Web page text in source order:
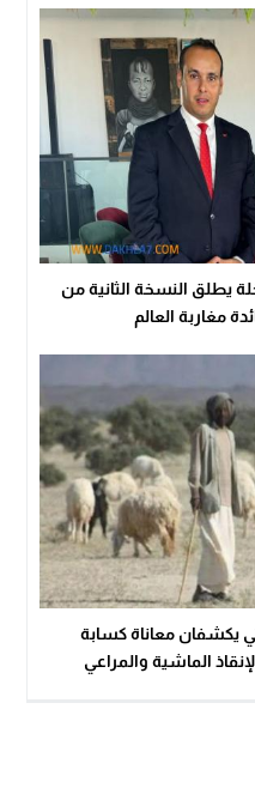
يطلق النسخة الثانية من
مغاربة العالم
يكشفان معاناة كسابة
الماشية والمراعي